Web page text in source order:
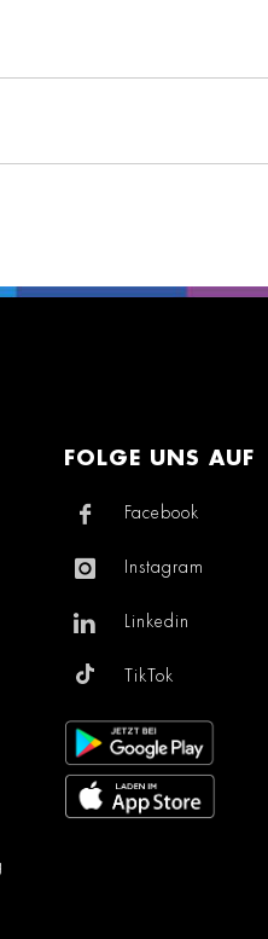
FOLGE UNS AUF
Facebook
Instagram
Linkedin
TikTok